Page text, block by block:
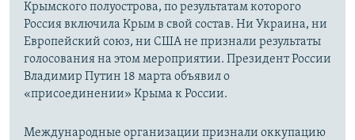
Крымского полуострова, по результатам которого
Россия включила Крым в свой состав. Ни Украина, ни
Европейский союз, ни США не признали результаты
голосования на этом мероприятии. Президент России
Владимир Путин 18 марта объявил о
«присоединении» Крыма к России.
Международные организации признали оккупацию